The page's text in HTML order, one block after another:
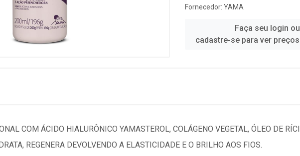
Fornecedor: YAMA
Faça seu login ou
cadastre-se para ver
COM ÁCIDO HIALURÔNICO YAMASTEROL, COLÁGENO VEGETAL, ÓLEO DE
REGENERA DEVOLVENDO A ELASTICIDADE E O BRILHO AOS FIOS.